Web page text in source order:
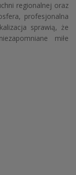
regionalnej oraz
profesjonalna
sprawią, że
miłe